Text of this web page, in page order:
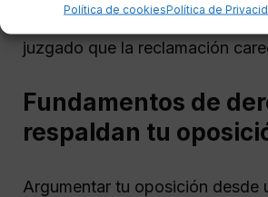
Política de cookiesPolítica de
fundamentar tu oposición y
juzgado que la reclamación
Fundamentos de
respaldan tu
Argumentar tu oposición desde